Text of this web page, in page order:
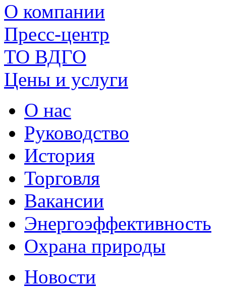
О компании
Пресс-центр
TO ВДГО
Цены и услуги
О нас
Руководство
История
Торговля
Вакансии
Энергоэффективность
Охрана природы
Новости